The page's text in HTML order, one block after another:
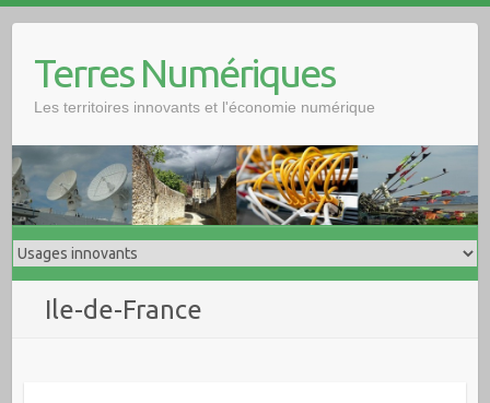
Terres Numériques
Les territoires innovants et l'économie numérique
Ile-de-France